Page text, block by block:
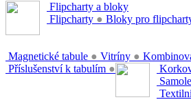
Flipcharty a bloky
Flipcharty ● Bloky pro
Magnetické tabule ● Vitríny ●
Příslušenství k tabulím ●